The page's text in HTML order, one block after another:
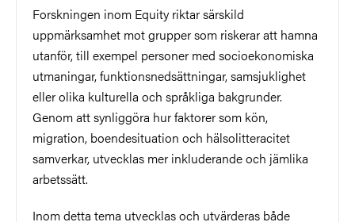
Forskningen inom Equity riktar särskild
uppmärksamhet mot grupper som riskerar att hamna
utanför, till exempel personer med socioekonomiska
utmaningar, funktionsnedsättningar, samsjuklighet
eller olika kulturella och språkliga bakgrunder.
Genom att synliggöra hur faktorer som kön,
migration, boendesituation och hälsolitteracitet
samverkar, utvecklas mer inkluderande och jämlika
arbetssätt.
Inom detta tema utvecklas och utvärderas både